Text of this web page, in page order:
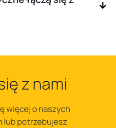
z nami
więcej o naszych
lub potrzebujesz